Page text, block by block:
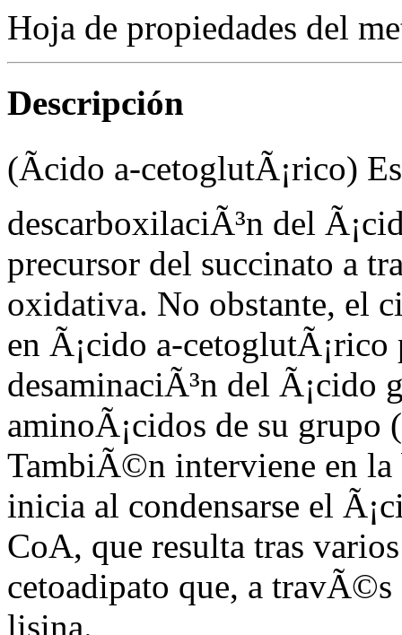
Hoja de propiedades del
Descripción
(Ãcido a-cetoglutÃ¡rico)
descarboxilaciÃ³n del
precursor del succinato a
oxidativa. No obstante, el
en Ã¡cido a-cetoglutÃ¡rico
desaminaciÃ³n del Ã¡cido
aminoÃ¡cidos de su
TambiÃ©n interviene en la
inicia al condensarse el
CoA, que resulta tras
cetoadipato que, a
lisina.